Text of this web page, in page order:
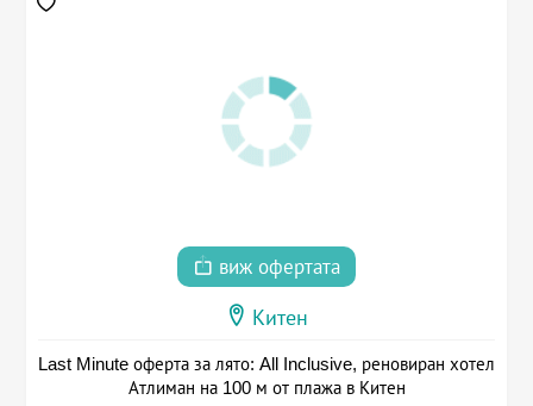
виж офертата
Китен
Last Minute оферта за лято: All Inclusive, реновиран хотел
Атлиман на 100 м от плажа в Китен